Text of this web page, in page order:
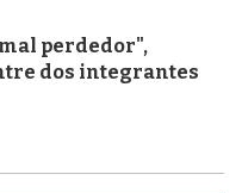
perdedor",
dos integrantes